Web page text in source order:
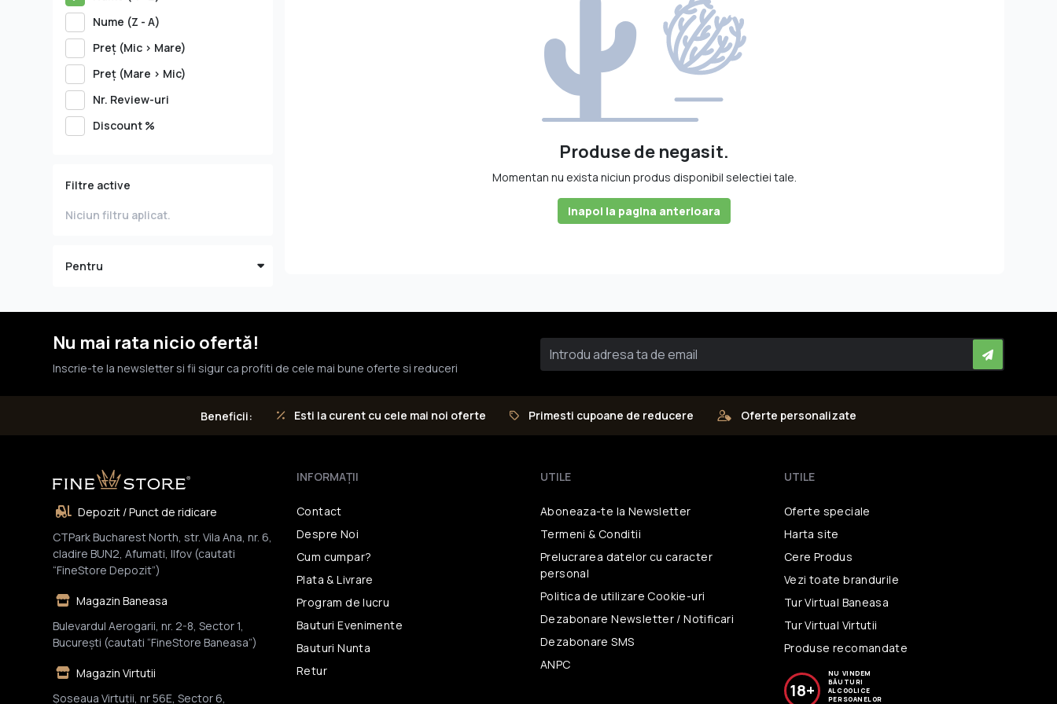
noastră de praline, trufe și bomboane de ciocolată dintre cele mai
sofisticate, băuturi fine, ceaiuri selecționate din toate colțurile lumii,
cafea intens aromată, cosmetice, accesorii sau lumânări parfumate şi
hai să ne bucurăm împreună de fiecare zi!
Nume (Z - A)
Preţ (Mic > Mare)
Preţ (Mare > Mic)
Nr. Review-uri
Discount %
Filtre active
Niciun filtru aplicat.
Pentru
Produse de negasit.
Momentan nu exista niciun produs disponibil selectiei tale.
Inapoi la pagina anterioara
Nu mai rata nicio ofertă!
Inscrie-te la newsletter si fii sigur ca profiti de cele mai bune oferte si reduceri
Beneficii: Esti la curent cu cele mai noi oferte Primesti cupoane de reducere Oferte personalizate
Depozit / Punct de ridicare
CTPark Bucharest North, str. Vila Ana, nr. 6,
cladire BUN2, Afumati, Ilfov (cautati
“FineStore Depozit”)
Magazin Baneasa
Bulevardul Aerogarii, nr. 2-8, Sector 1,
Bucureşti (cautati “FineStore Baneasa”)
Magazin Virtutii
Șoseaua Virtuții, nr 56E, Sector 6,
INFORMAŢII
Contact
Despre Noi
Cum cumpar?
Plata & Livrare
Program de lucru
Bauturi Evenimente
Bauturi Nunta
Retur
UTILE
Aboneaza-te la Newsletter
Termeni & Conditii
Prelucrarea datelor cu caracter
personal
Politica de utilizareCookie-uri
Dezabonare Newsletter / Notificari
Dezabonare SMS
ANPC
UTILE
Oferte speciale
Harta site
Cere Produs
Vezi toate brandurile
Tur Virtual Baneasa
Tur Virtual Virtutii
Produse recomandate
18+
NU VINDEM
BĂUTURI
ALCOOLICE
PERSOANELOR